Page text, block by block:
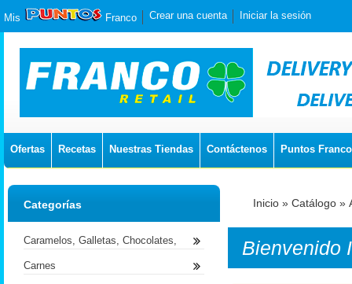
Mis Franco Crear una cuenta Iniciar la sesión
Ofertas Recetas Nuestras Tiendas Contáctenos Puntos Franco
Inicio » Catálogo »
Bienvenido
Categorías
Caramelos, Galletas, Chocolates,
Carnes